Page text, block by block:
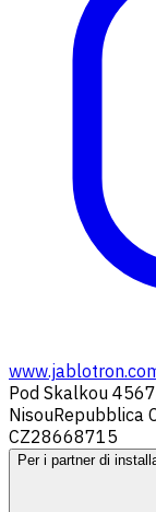
Pod Skalkou
NisouRepubblica
CZ28668715
Per i partner di